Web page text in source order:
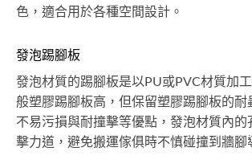
色，適合用於各種空間設計。
發泡踢腳板
發泡材質的踢腳板是以PU或PVC材質加
般塑膠踢腳板高，但保留塑膠踢腳板的耐
不易污損與耐撞擊等優點，發泡材質內的
擊力道，避免搬運傢俱時不慎碰撞到牆腳